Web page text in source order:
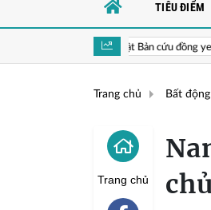
TIÊU ĐIỂM
Mỹ giúp Nhật Bản cứu đồng yen
Trang chủ Bất
Trang chủ